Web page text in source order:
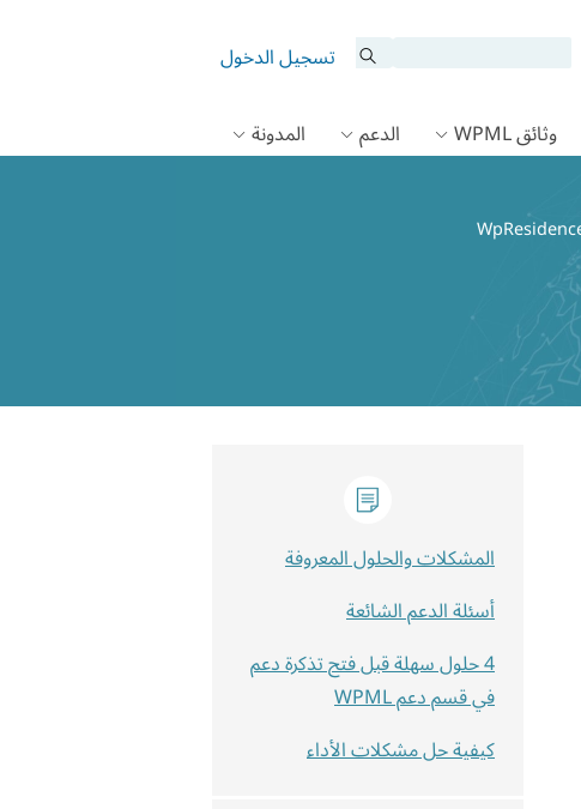
تسجيل الدخول
وثائق WPML الدعم المدونة
المشكلات والحلول المعروفة
أسئلة الدعم الشائعة
4 حلول سهلة قبل فتح تذكرة دعم
في قسم دعم WPML
كيفية حل مشكلات الأداء